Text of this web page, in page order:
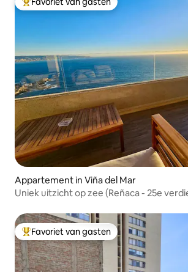
Topfavoriet van gasten
Appartement in Viña del Mar
Uniek uitzicht op zee (Reñaca - 25e
Topfavoriet van gasten
Favoriet van gasten